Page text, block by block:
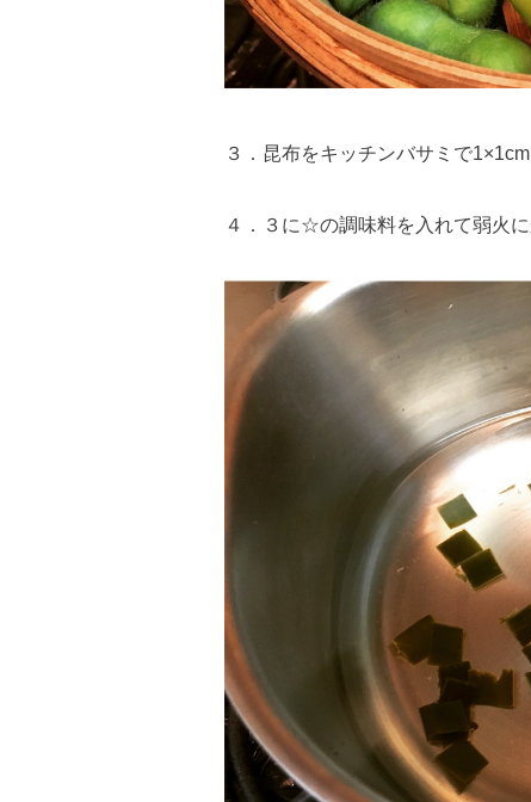
３．昆布をキッチンバサミで
４．３に☆の調味料を入れて弱火